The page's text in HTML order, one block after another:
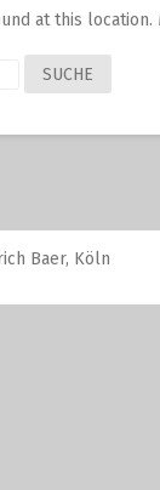
at this
Baer, Köln